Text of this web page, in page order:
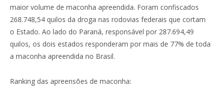
maior volume de maconha apreendida. Foram confiscados
268.748,54 quilos da droga nas rodovias federais que cortam
o Estado. Ao lado do Paraná, responsável por 287.694,49
quilos, os dois estados responderam por mais de 77% de toda
a maconha apreendida no Brasil.
Ranking das apreensões de maconha: